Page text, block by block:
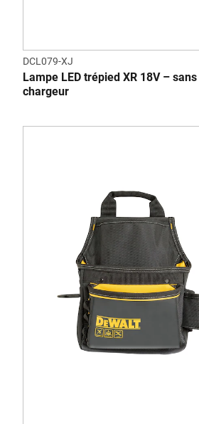
DCL079-XJ
Lampe LED trépied XR 18V –
chargeur